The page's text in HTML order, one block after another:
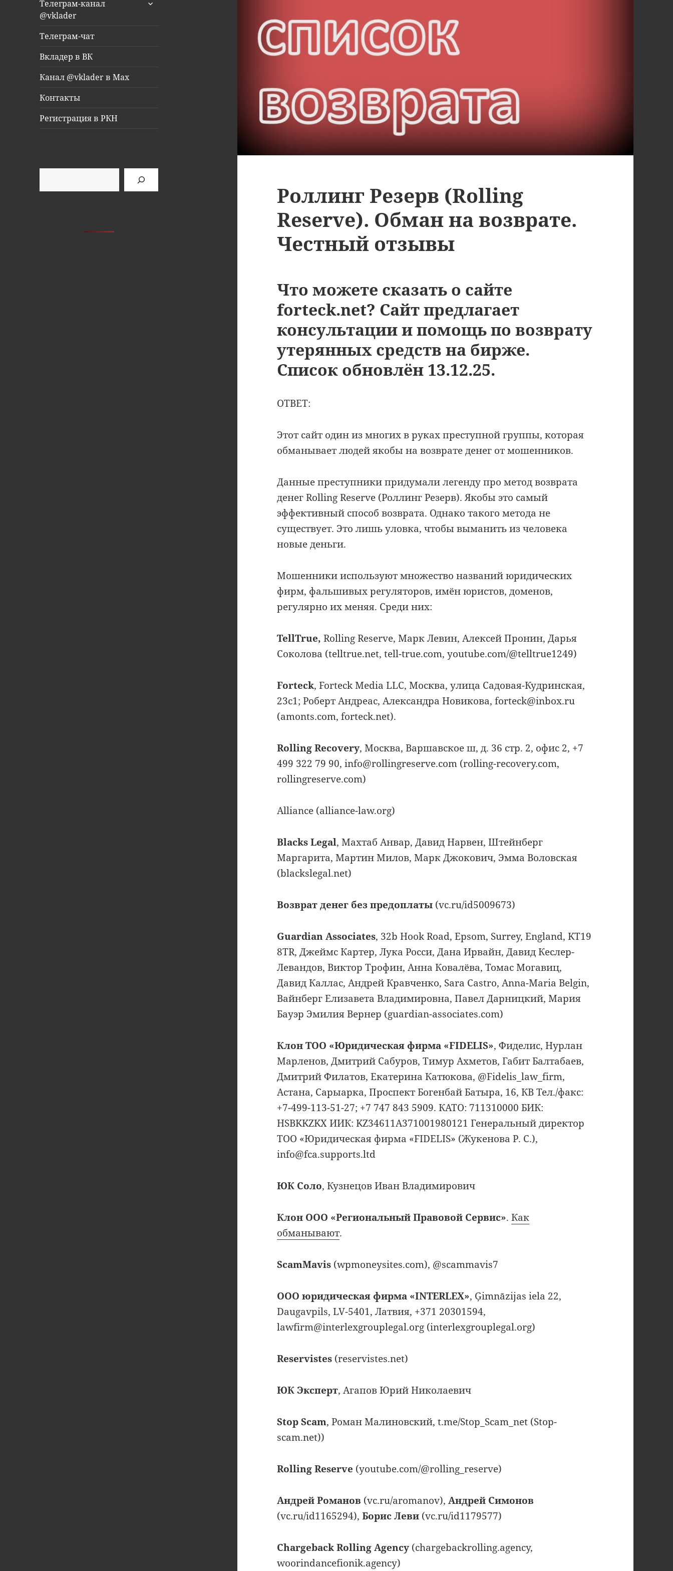
Телеграм-канал
@vklader
Телеграм-чат
Вкладер в ВК
Канал @vklader в Max
Контакты
Регистрация в РКН
Роллинг Резерв (Rolling
Reserve). Обман на возврате.
Честный отзывы
Что можете сказать о сайте
forteck.net? Сайт предлагает
консультации и помощь по возврату
утерянных средств на бирже.
Список обновлён 13.12.25.
ОТВЕТ:
Этот сайт один из многих в руках преступной группы, которая
обманывает людей якобы на возврате денег от мошенников.
Данные преступники придумали легенду про метод возврата
денег Rolling Reserve (Роллинг Резерв). Якобы это самый
эффективный способ возврата. Однако такого метода не
существует. Это лишь уловка, чтобы выманить из человека
новые деньги.
Мошенники используют множество названий юридических
фирм, фальшивых регуляторов, имён юристов, доменов,
регулярно их меняя. Среди них:
TellTrue,Rolling Reserve, Марк Левин, Алексей Пронин, Дарья
Соколова (telltrue.net, tell-true.com, youtube.com/@telltrue1249)
Forteck, Forteck Media LLC, Москва, улица Садовая-Кудринская,
23с1; Роберт Андреас, Александра Новикова, forteck@inbox.ru
(amonts.com, forteck.net).
Rolling Recovery, Москва, Варшавское ш, д. 36 стр. 2, офис 2, +7
499 322 79 90, info@rollingreserve.com (rolling-recovery.com,
rollingreserve.com)
Alliance (alliance-law.org)
Blacks Legal, Махтаб Анвар, Давид Нарвен, Штейнберг
Маргарита, Мартин Милов, Марк Джокович, Эмма Воловская
(blackslegal.net)
Возврат денег без предоплаты (vc.ru/id5009673)
Guardian Associates, 32b Hook Road, Epsom, Surrey, England, KT19
8TR, Джеймс Картер, Лука Росси, Дана Ирвайн, Давид Кеслер-
Левандов, Виктор Трофин, Анна Ковалёва, Томас Могавиц,
Давид Каллас, Андрей Кравченко, Sara Castro, Anna-Maria Belgin,
Вайнберг Елизавета Владимировна, Павел Дарницкий, Мария
Бауэр Эмилия Вернер (guardian-associates.com)
Клон ТОО «Юридическая фирма «FIDELIS», Фиделис, Нурлан
Марленов, Дмитрий Сабуров, Тимур Ахметов, Габит Балтабаев,
Дмитрий Филатов, Екатерина Катюкова, @Fidelis_law_firm,
Астана, Сарыарка, Проспект Богенбай Батыра, 16, КВ Тел./факс:
+7-499-113-51-27; +7 747 843 5909. КАТО: 711310000 БИК:
HSBKKZKX ИИК: KZ34611A371001980121 Генеральный директор
ТОО «Юридическая фирма «FIDELIS» (Жукенова Р. С.),
info@fca.supports.ltd
ЮК Соло, Кузнецов Иван Владимирович
Клон ООО «Региональный Правовой Сервис».Как
обманывают.
ScamMavis (wpmoneysites.com), @scammavis7
ООО юридическая фирма «INTERLEX», Ģimnāzijas iela 22,
Daugavpils, LV-5401, Латвия, +371 20301594,
lawfirm@interlexgrouplegal.org (interlexgrouplegal.org)
Reservistes (reservistes.net)
ЮК Эксперт, Агапов Юрий Николаевич
Stop Scam, Роман Малиновский, t.me/Stop_Scam_net (Stop-
scam.net))
Rolling Reserve (youtube.com/@rolling_reserve)
Андрей Романов (vc.ru/aromanov),Андрей Симонов
(vc.ru/id1165294),Борис Леви (vc.ru/id1179577)
Chargeback Rolling Agency (chargebackrolling.agency,
woorindancefionik.agency)